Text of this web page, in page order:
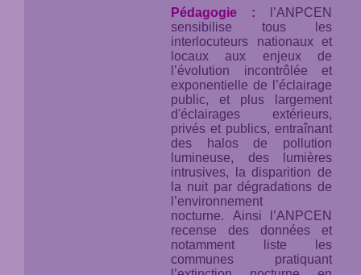
Pédagogie :
l’ANPCEN
sensibilise tous les
interlocuteurs nationaux et
locaux aux enjeux de
l’évolution incontrôlée et
exponentielle de l’éclairage
public, et plus largement
d'éclairages extérieurs,
privés et publics, entraînant
des halos de pollution
lumineuse, des lumières
intrusives, la disparition de
la nuit par dégradations de
l’environnement
nocturne. Ainsi l’ANPCEN
recense des données et
notamment liste les
communes pratiquant